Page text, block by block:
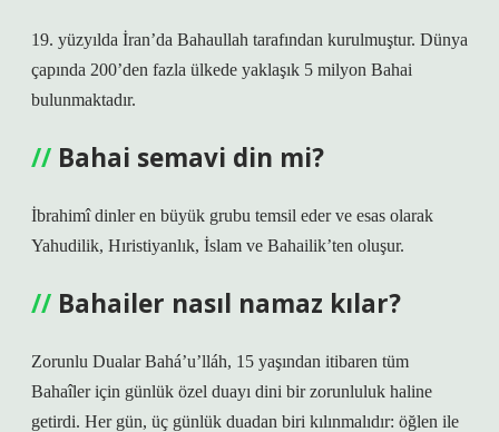
19. yüzyılda İran’da Bahaullah tarafından kurulmuştur. Dünya
çapında 200’den fazla ülkede yaklaşık 5 milyon Bahai
bulunmaktadır.
Bahai semavi din mi?
İbrahimî dinler en büyük grubu temsil eder ve esas olarak
Yahudilik, Hıristiyanlık, İslam ve Bahailik’ten oluşur.
Bahailer nasıl namaz kılar?
Zorunlu Dualar Bahá’u’lláh, 15 yaşından itibaren tüm
Bahaîler için günlük özel duayı dini bir zorunluluk haline
getirdi. Her gün, üç günlük duadan biri kılınmalıdır: öğlen ile